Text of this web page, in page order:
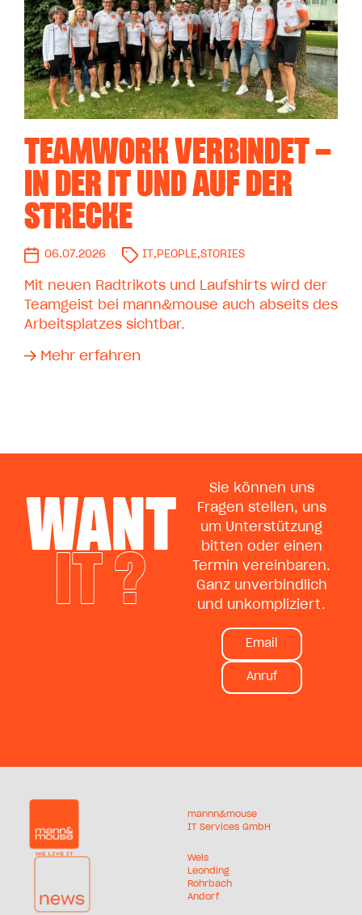
TEAMWORK VERBINDET –
IN DER IT UND AUF DER
STRECKE
06.07.2026 IT , PEOPLE,STORIES
Mit neuen Radtrikots und Laufshirts wird der
Teamgeist bei mann&mouse auch abseits des
Arbeitsplatzes sichtbar.
Mehr erfahren
WANT
IT ?
Sie können uns
Fragen stellen, uns
um Unterstützung
bitten oder einen
Termin vereinbaren.
Ganz unverbindlich
und unkompliziert.
Email
Anruf
mannn&mouse
IT Services GmbH
Wels
Leonding
Rohrbach
Andorf